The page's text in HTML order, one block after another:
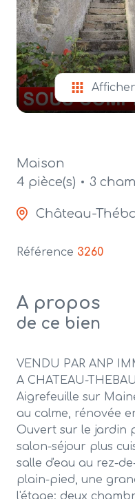
mail
contact
Maison
4 pièce(s)
3
Château-
Référence 3260
A propos
de ce bien
VENDU PAR ANP
A CHATEAU-
Aigrefeuille sur
au calme, rénovée
Ouvert sur le jardin
salon-séjour plus
salle d'eau au rez-
plain-pied, une
l'étage: deux